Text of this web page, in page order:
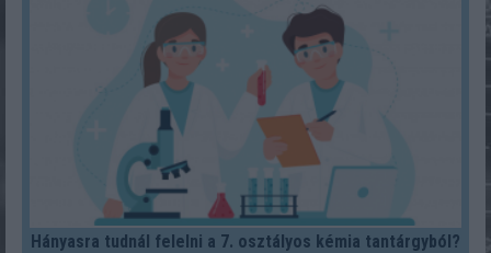
Hányasra tudnál felelni a 7. osztályos kémia tantárgyból?